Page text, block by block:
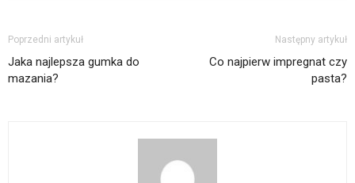
Poprzedni artykuł
Jaka najlepsza gumka do
mazania?
Następny artykuł
Co najpierw impregnat czy
pasta?